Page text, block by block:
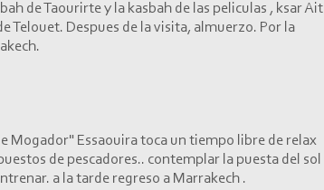
de Taourirte y la kasbah de las peliculas , ksar Ait
Telouet. Despues de la visita, almuerzo. Por la
Mogador" Essaouira toca un tiempo libre de relax
de pescadores.. contemplar la puesta del sol
a la tarde regreso a Marrakech .